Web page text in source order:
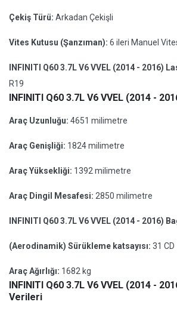
Çekiş Türü: Arkadan Çekişli
Vites Kutusu (Şanzıman): 6 ileri Manuel
INFINITI Q60 3.7L V6 VVEL (2014 - 2016)
R19
INFINITI Q60 3.7L V6 VVEL (2014 -
Araç Uzunluğu: 4651 milimetre
Araç Genişliği: 1824 milimetre
Araç Yüksekliği: 1392 milimetre
Araç Dingil Mesafesi: 2850 milimetre
INFINITI Q60 3.7L V6 VVEL (2014 - 2016)
(Aerodinamik) Sürükleme katsayısı: 31 CD
Araç Ağırlığı: 1682 kg
INFINITI Q60 3.7L V6 VVEL (2014 -
Verileri